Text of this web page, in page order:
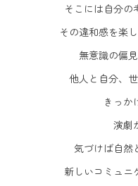
そこには自分の
その違和感を楽
無意識の偏
他人と自分、
きっか
演劇
気づけば自然
新しいコミュニ